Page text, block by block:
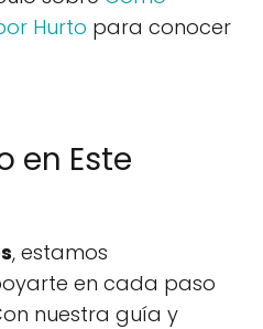
Hurto para conocer
en Este
, estamos
en cada paso
nuestra guía y